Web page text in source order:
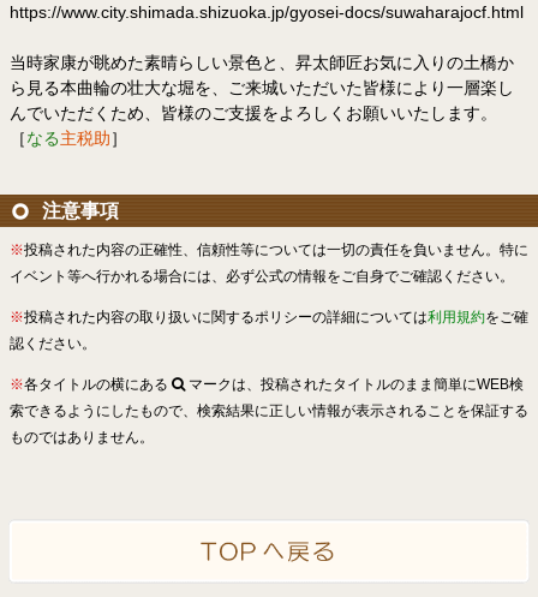
https://www.city.shimada.shizuoka.jp/gyosei-docs/suwaharajocf.html
当時家康が眺めた素晴らしい景色と、昇太師匠お気に入りの土橋か
ら見る本曲輪の壮大な堀を、ご来城いただいた皆様により一層楽し
んでいただくため、皆様のご支援をよろしくお願いいたします。
［なる主税助］
注意事項
※投稿された内容の正確性、信頼性等については一切の責任を負いません。特に
イベント等へ行かれる場合には、必ず公式の情報をご自身でご確認ください。
※投稿された内容の取り扱いに関するポリシーの詳細については利用規約をご確
認ください。
※各タイトルの横にある
マークは、投稿されたタイトルのまま簡単にWEB検
索できるようにしたもので、検索結果に正しい情報が表示されることを保証する
ものではありません。